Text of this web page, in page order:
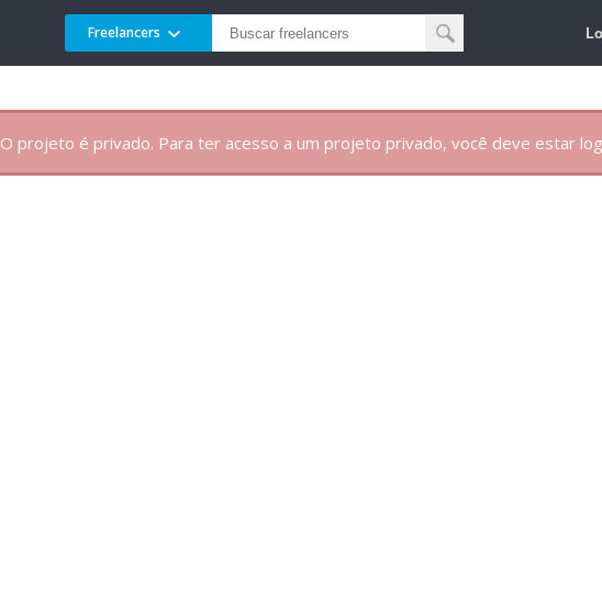
Freelancers
O projeto é privado. Para ter acesso a um projeto privado, você deve estar